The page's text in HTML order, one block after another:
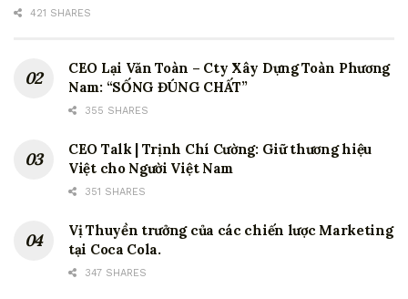
421 SHARES
CEO Lại Văn Toàn – Cty Xây Dựng Toàn Phương
Nam: “SỐNG ĐÚNG CHẤT”
355 SHARES
CEO Talk | Trịnh Chí Cường: Giữ thương hiệu
Việt cho Người Việt Nam
351 SHARES
Vị Thuyền trưởng của các chiến lược Marketing
tại Coca Cola.
347 SHARES